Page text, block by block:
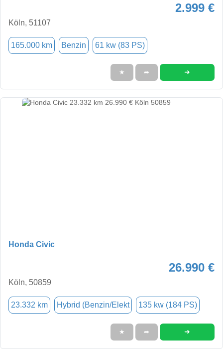
2.999 €
Köln, 51107
165.000 km Benzin 61 kw (83 PS)
★ ➦ ➜
Honda Civic
26.990 €
Köln, 50859
23.332 km Hybrid (Benzin/Elekt 135 kw (184 PS)
★ ➦ ➜